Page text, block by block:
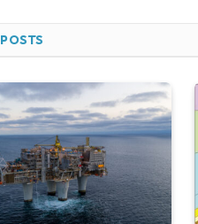
POSTS